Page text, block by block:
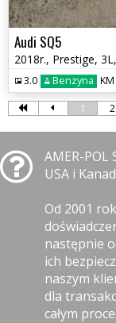
Audi SQ5
2018r., Prestige,
3.0 Benzyna
1 2
AMER-POL
USA i
Od 2001
następnie
ich
naszym
dla
całym